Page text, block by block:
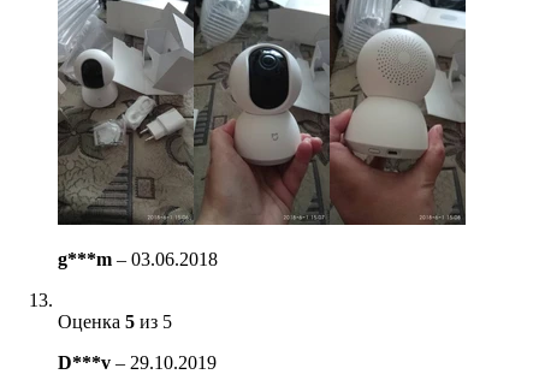
g***m – 03.06.2018
Оценка 5 из 5
D***v – 29.10.2019